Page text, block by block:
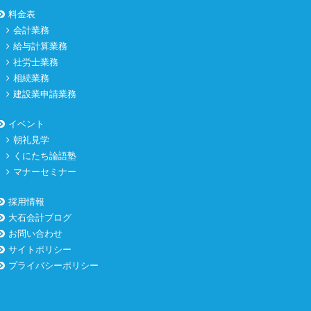
料金表
会計業務
給与計算業務
社労士業務
相続業務
建設業申請業務
イベント
朝礼見学
くにたち論語塾
マナーセミナー
採用情報
大石会計ブログ
お問い合わせ
サイトポリシー
プライバシーポリシー